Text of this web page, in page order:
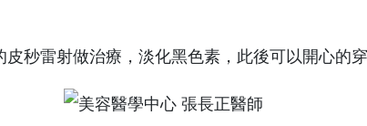
秒雷射做治療，淡化黑色素，此後可以開心的